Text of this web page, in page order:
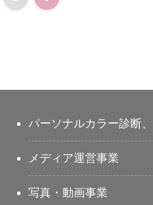
パーソナルカラー診断
メディア運営事業
写真・動画事業